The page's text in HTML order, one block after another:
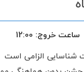
فوتبال دستی
ساعت خروج: 12:00
شناسایی الزامی است